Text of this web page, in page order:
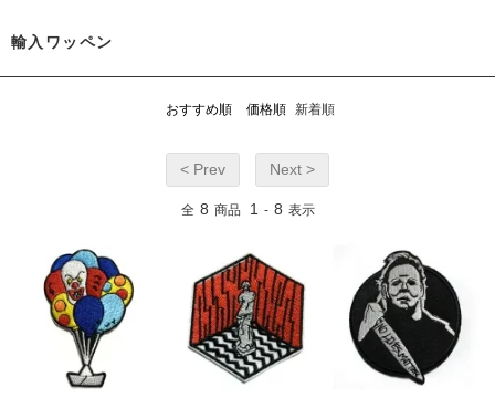
輸入ワッペン
おすすめ順 価格順 新着順
< Prev Next >
全 8 商品 1 - 8 表示